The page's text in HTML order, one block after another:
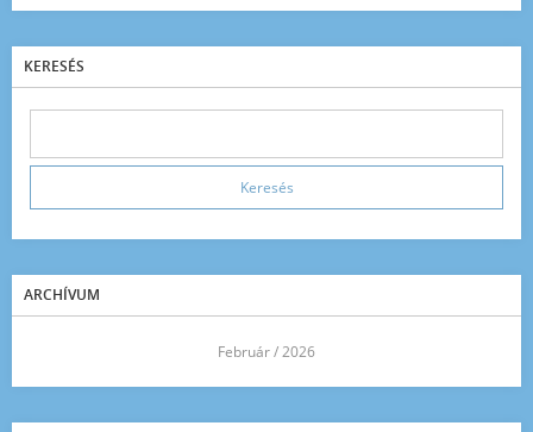
KERESÉS
ARCHÍVUM
Február / 2026